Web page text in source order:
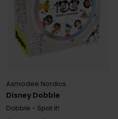
Disney Dobble
Asmodee Nordics
Dobble - Spot it!